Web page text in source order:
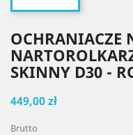
OCHRANIACZE
SKINNY D30 -
449,00 zł
Brutto